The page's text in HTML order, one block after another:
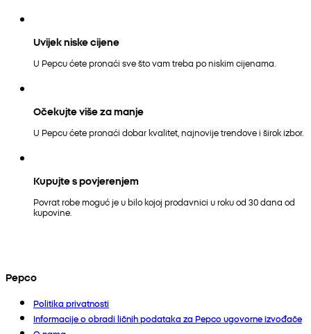
Uvijek niske cijene
U Pepcu ćete pronaći sve što vam treba po niskim cijenama.
Očekujte više za manje
U Pepcu ćete pronaći dobar kvalitet, najnovije trendove i širok izbor.
Kupujte s povjerenjem
Povrat robe moguć je u bilo kojoj prodavnici u roku od 30 dana od
kupovine.
Pepco
Politika privatnosti
Informacije o obradi ličnih podataka za Pepco ugovorne izvođače